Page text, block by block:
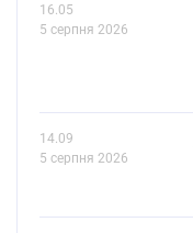
16.05
5 серпня 2026
14.09
5 серпня 2026